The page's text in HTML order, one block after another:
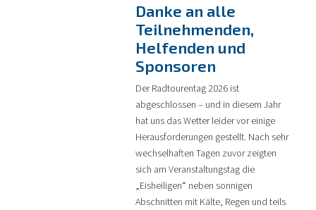
Danke an alle
Teilnehmenden,
Helfenden und
Sponsoren
Der Radtourentag 2026 ist
abgeschlossen – und in diesem Jahr
hat uns das Wetter leider vor einige
Herausforderungen gestellt. Nach sehr
wechselhaften Tagen zuvor zeigten
sich am Veranstaltungstag die
„Eisheiligen“ neben sonnigen
Abschnitten mit Kälte, Regen und teils